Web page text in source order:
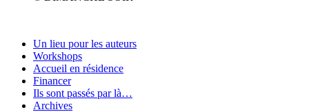
Un lieu pour les auteurs
Workshops
Accueil en résidence
Financer
Ils sont passés par là…
Archives